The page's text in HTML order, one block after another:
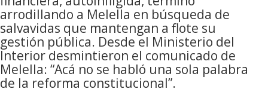
arrodillando a Melella en búsqueda de
salvavidas que mantengan a flote su
gestión pública. Desde el Ministerio del
Interior desmintieron el comunicado de
Melella: “Acá no se habló una sola palabra
de la reforma constitucional”.